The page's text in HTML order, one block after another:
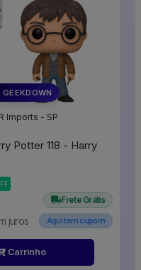
GEEKDOWN
Imports - SP
Potter 118 - Harry
juros
Frete Grátis
Aqui tem cupom
Carrinho